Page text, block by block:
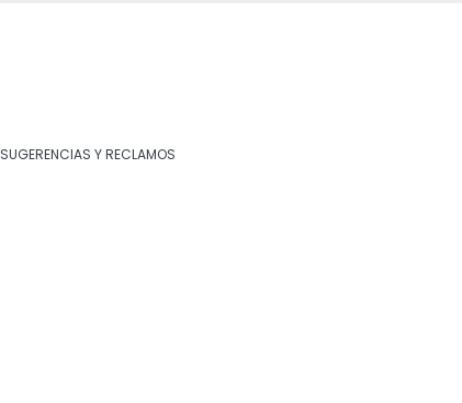
SUGERENCIAS Y RECLAMOS